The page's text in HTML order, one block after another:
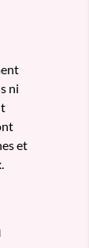
ni
et